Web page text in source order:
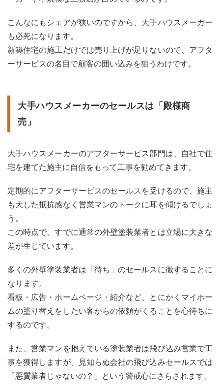
装・
ット
メリ
ット
2.1
ーカ
外壁
3つ
のメ
リッ
大手
スメ
ーカ
ーの
塗
装・
3つ
のデ
メリ
ット
3
マー
ジン
が原
因！
こんなにもシェアが狭いのですから、大手ハウスメーカー
も必死になります。
新築住宅の施工だけでは売り上げが足りないので、アフタ
ーサービスの名目で顧客の囲い込みを狙うわけです。
大手ハウスメーカーのセールスは「殿様商
売」
大手ハウスメーカーのアフターサービス部門は、自社で住
宅を建てた施主に自信をもって工事を勧めてきます。
定期的にアフターサービスのセールスを受けるので、施主
も大した抵抗感なく営業マンのトークに耳を傾けるでしょ
う。
この時点で、すでに通常の外壁塗装業者とは立場に大きな
差が生じています。
多くの外壁塗装業者は「待ち」のセールスに徹することに
なります。
看板・広告・ホームページ・紹介など、とにかくマイホー
ムの塗り替えをしたい客からの依頼がくることを心待ちに
するのです。
また、営業マンを抱えている塗装業者は飛び込み営業で工
事を獲得しますが、見知らぬ会社の飛び込みセールスでは
「悪質業者じゃないの？」という警戒心にさらされます。